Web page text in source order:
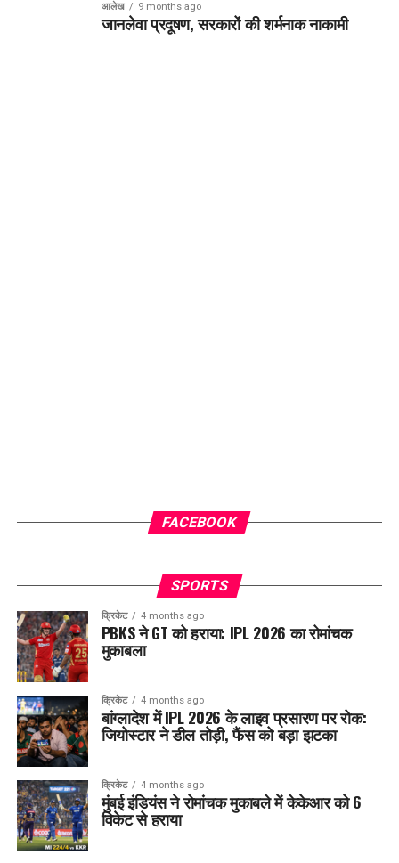
आलेख 9 months ago
जानलेवा प्रदूषण, सरकारों की शर्मनाक नाकामी
FACEBOOK
SPORTS
क्रिकेट 4 months ago
PBKS ने GT को हराया: IPL 2026 का रोमांचक
मुकाबला
क्रिकेट 4 months ago
बांग्लादेश में IPL 2026 के लाइव प्रसारण पर रोक:
जियोस्टार ने डील तोड़ी, फैंस को बड़ा झटका
क्रिकेट 4 months ago
मुंबई इंडियंस ने रोमांचक मुकाबले में केकेआर को 6
विकेट से हराया